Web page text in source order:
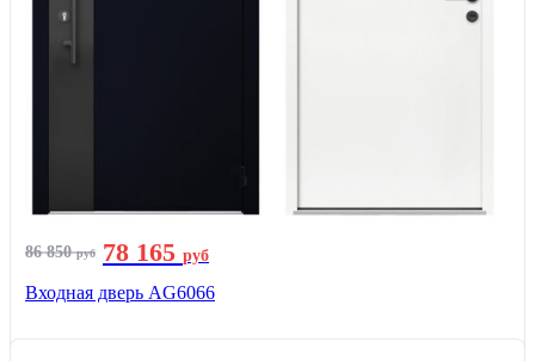
86 850руб 78 165 руб
Входная дверь AG6066